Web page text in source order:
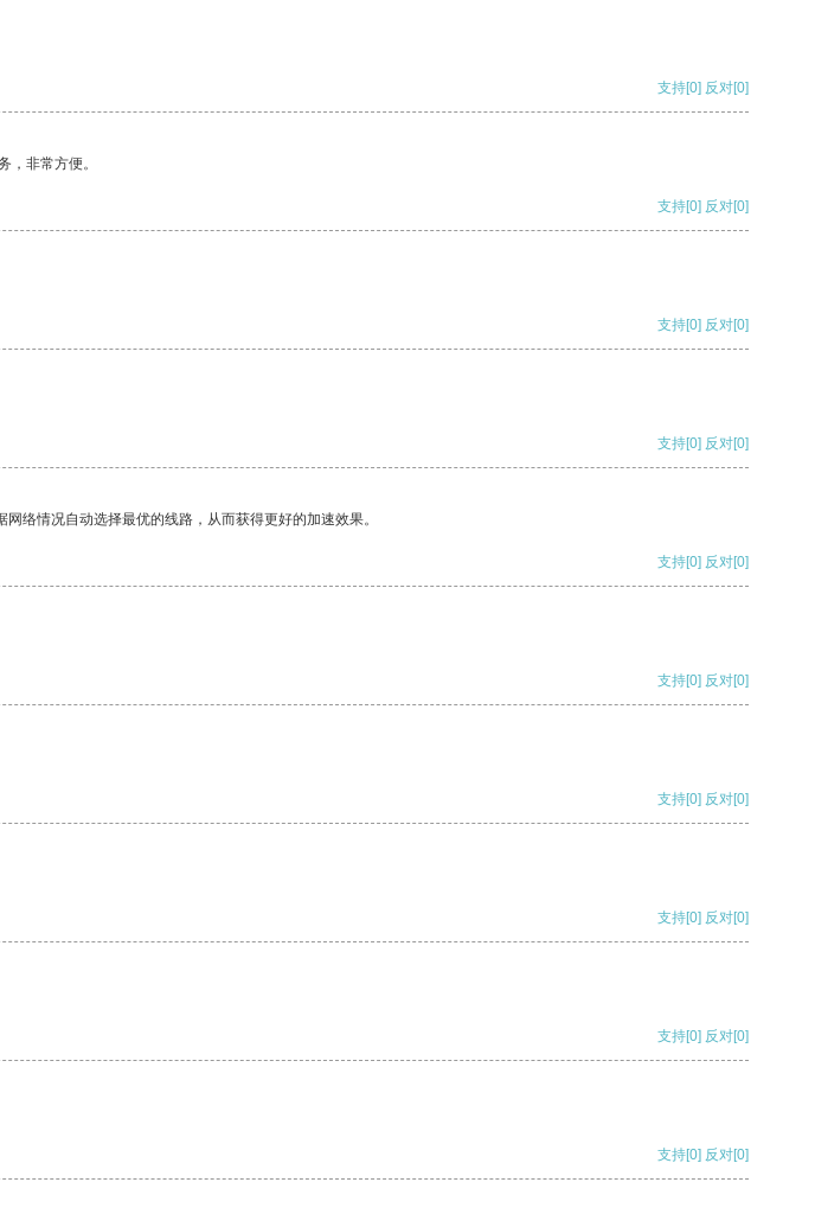
支持[0] 反对[0]
，非常方便。
支持[0] 反对[0]
支持[0] 反对[0]
支持[0] 反对[0]
络情况自动选择最优的线路，从而获得更好的加速效果。
支持[0] 反对[0]
支持[0] 反对[0]
支持[0] 反对[0]
支持[0] 反对[0]
支持[0] 反对[0]
支持[0] 反对[0]